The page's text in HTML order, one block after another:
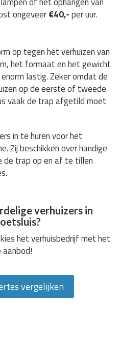
ongeveer€40,-per uur.
op tegen het verhuizen van
het formaat en het gewicht
lastig. Zeker omdat de
op de eerste of tweede
vaak de trap afgetild moet
in te huren voor het
Zij beschikken over handige
de trap op en af te tillen
verhuizers in
het verhuisbedrijf met het
vergelijken